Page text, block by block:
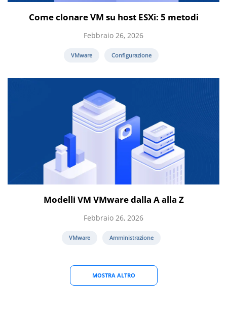
Come clonare VM su host ESXi: 5 metodi
Febbraio 26, 2026
VMware Configurazione
Modelli VM VMware dalla A alla Z
Febbraio 26, 2026
VMware Amministrazione
MOSTRA ALTRO